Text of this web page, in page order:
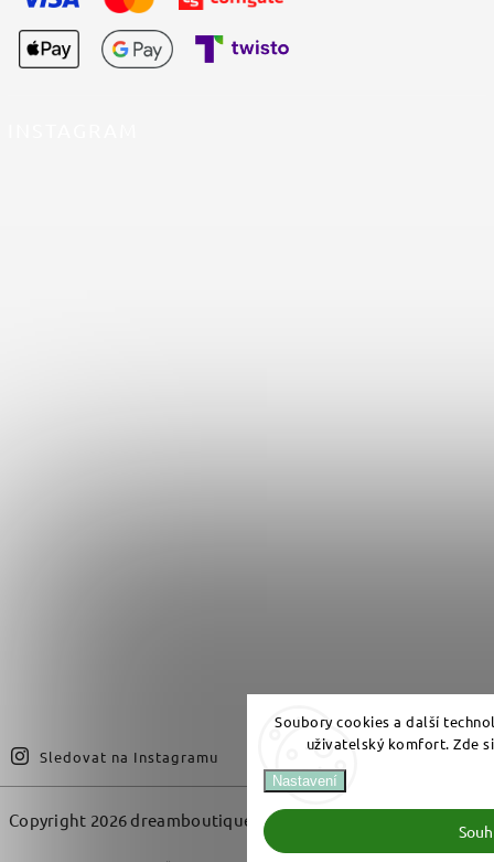
Soubory cookies a další
uživatelský komfort. Zde
Nastavení
Sledovat na Instagramu
Copyright 2026 dreamboutique.cz. Všechna práva vyhrazena.